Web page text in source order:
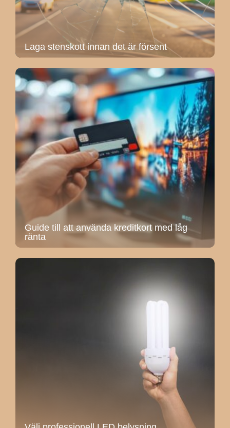
Laga stenskott innan det är försent
Guide till att använda kreditkort med låg
ränta